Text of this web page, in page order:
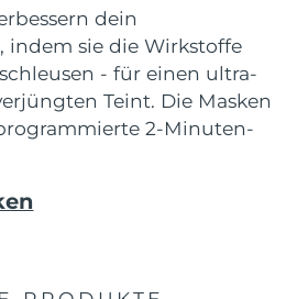
dein
indem sie die Wirkstoffe
- für einen ultra-
Teint. Die Masken
2-Minuten-
Erwartete Lieferung
08/08/2026
Erwartete Lieferung